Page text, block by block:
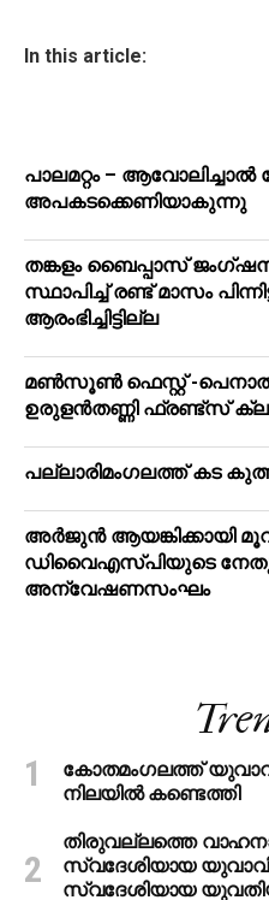
In this article:
പാലമറ്റം –
അപകടക്കെണിയാകുന്നു
തങ്കളം ബൈപ്പാസ്
സ്ഥാപിച്ച് രണ്ട് മാസം
ആരംഭിച്ചിട്ടില്ല
മൺസൂൺ ഫെസ്റ്റ് -
ഉരുളൻതണ്ണി ഫ്രണ്ട്സ്
പ​ല്ലാ​രി​മം​ഗ​ല​ത്ത് ക​ട
അര്‍ജുന്‍ ആയങ്കിക്കായി
ഡിവൈഎസ്പിയുടെ
അന്വേഷണസംഘം
കോതമംഗലത്ത്
നിലയിൽ കണ്ടെത്തി
തിരുവല്ലത്തെ
സ്വദേശിയായ
സ്വദേശിയായ